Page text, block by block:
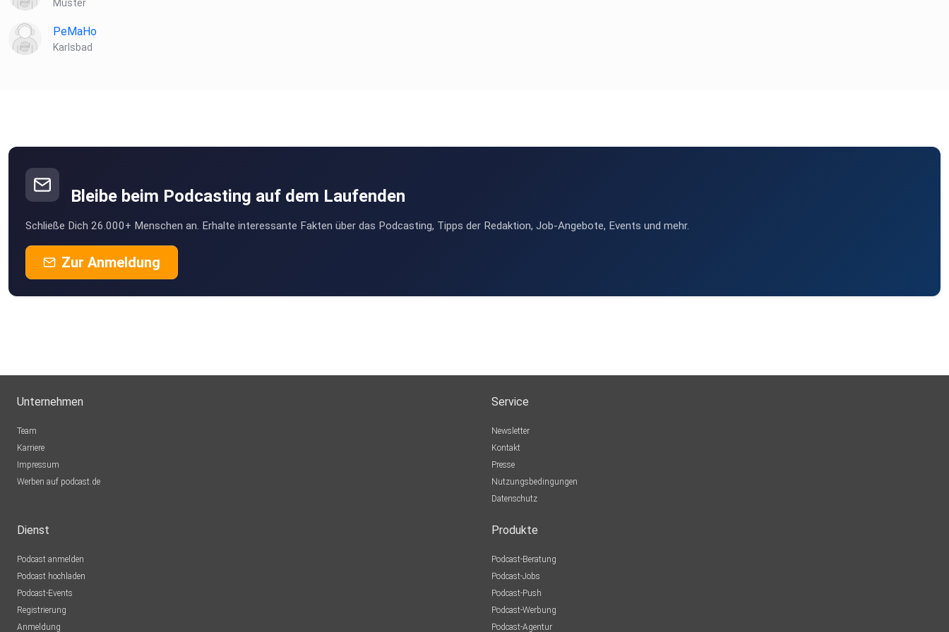
Muster
PeMaHo
Karlsbad
Bleibe beim Podcasting auf dem Laufenden
Schließe Dich 26.000+ Menschen an. Erhalte interessante Fakten über das Podcasting, Tipps der Redaktion, Job-Angebote, Events und mehr.
Zur Anmeldung
Unternehmen
Team
Karriere
Impressum
Werben auf podcast.de
Service
Newsletter
Kontakt
Presse
Nutzungsbedingungen
Datenschutz
Dienst
Podcast anmelden
Podcast hochladen
Podcast-Events
Registrierung
Anmeldung
Produkte
Podcast-Beratung
Podcast-Jobs
Podcast-Push
Podcast-Werbung
Podcast-Agentur